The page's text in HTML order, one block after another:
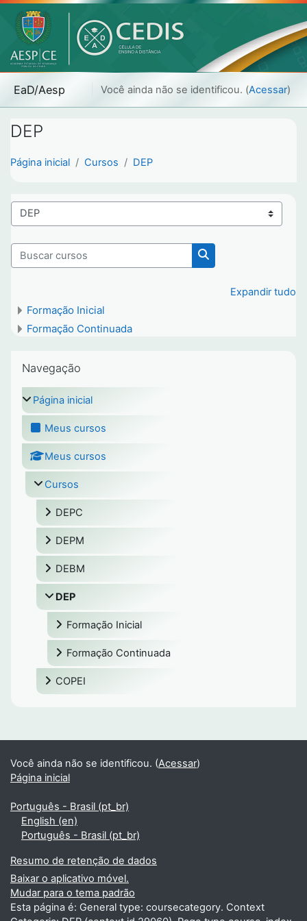
EaD/Aesp Você ainda não se identificou. (Acessar)
DEP
Página inicial Cursos DEP
Categorias de Cursos
Buscar cursos
Buscar cursos
Expandir tudo
Formação Inicial
Formação Continuada
Navegação
Página inicial
Meus cursos
Meus cursos
Cursos
DEPC
DEPM
DEBM
DEP
Formação Inicial
Formação Continuada
COPEI
Você ainda não se identificou. (Acessar)
Página inicial
Português - Brasil ‎(pt_br)‎
English ‎(en)‎
Português - Brasil ‎(pt_br)‎
Resumo de retenção de dados
Baixar o aplicativo móvel.
Mudar para o tema padrão
Esta página é: General type: coursecategory. Context